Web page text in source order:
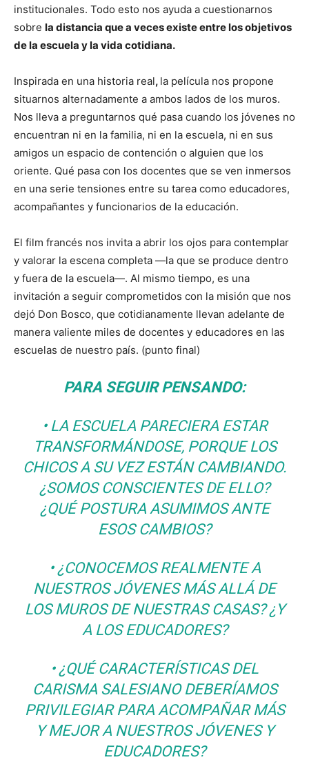
institucionales. Todo esto nos ayuda a cuestionarnos
sobre la distancia que a veces existe entre los objetivos
de la escuela y la vida cotidiana.
Inspirada en una historia real, la película nos propone
situarnos alternadamente a ambos lados de los muros.
Nos lleva a preguntarnos qué pasa cuando los jóvenes no
encuentran ni en la familia, ni en la escuela, ni en sus
amigos un espacio de contención o alguien que los
oriente. Qué pasa con los docentes que se ven inmersos
en una serie tensiones entre su tarea como educadores,
acompañantes y funcionarios de la educación.
El film francés nos invita a abrir los ojos para contemplar
y valorar la escena completa —la que se produce dentro
y fuera de la escuela—. Al mismo tiempo, es una
invitación a seguir comprometidos con la misión que nos
dejó Don Bosco, que cotidianamente llevan adelante de
manera valiente miles de docentes y educadores en las
escuelas de nuestro país. (punto final)
PARA SEGUIR PENSANDO:
• LA ESCUELA PARECIERA ESTAR
TRANSFORMÁNDOSE, PORQUE LOS
CHICOS A SU VEZ ESTÁN CAMBIANDO.
¿SOMOS CONSCIENTES DE ELLO?
¿QUÉ POSTURA ASUMIMOS ANTE
ESOS CAMBIOS?
• ¿CONOCEMOS REALMENTE A
NUESTROS JÓVENES MÁS ALLÁ DE
LOS MUROS DE NUESTRAS CASAS? ¿Y
A LOS EDUCADORES?
• ¿QUÉ CARACTERÍSTICAS DEL
CARISMA SALESIANO DEBERÍAMOS
PRIVILEGIAR PARA ACOMPAÑAR MÁS
Y MEJOR A NUESTROS JÓVENES Y
EDUCADORES?